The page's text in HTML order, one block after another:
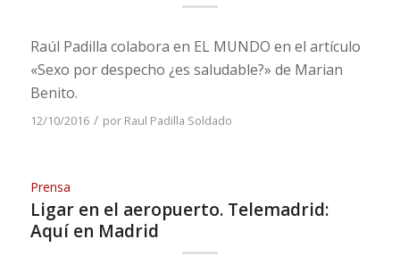
Raúl Padilla colabora en EL MUNDO en el artículo
«Sexo por despecho ¿es saludable?» de Marian
Benito.
12/10/2016 / por Raul Padilla Soldado
Prensa
Ligar en el aeropuerto. Telemadrid:
Aquí en Madrid